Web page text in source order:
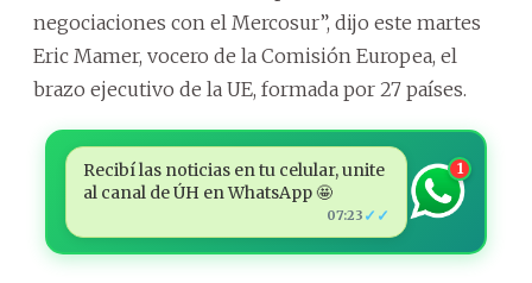
negociaciones con el Mercosur”, dijo este martes
Eric Mamer, vocero de la Comisión Europea, el
brazo ejecutivo de la UE, formada por 27 países.
Recibí las noticias en tu celular, unite
al canal de ÚH en WhatsApp 🤩
07:23 ✓✓
1